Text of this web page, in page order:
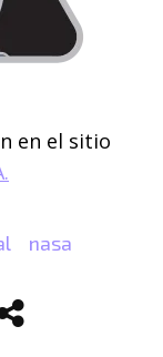
en el sitio
nasa